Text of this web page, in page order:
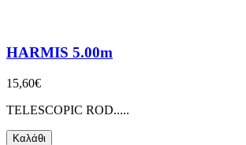
HARMIS 5.00m
15,60€
TELESCOPIC ROD.....
Καλάθι